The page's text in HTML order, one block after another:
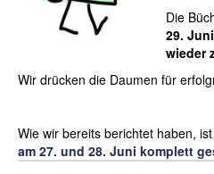
Die
29.
wieder
Wir drücken die Daumen für
Wie wir bereits berichtet haben,
am 27. und 28. Juni komplett